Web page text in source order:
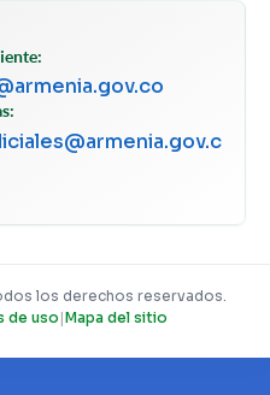
los derechos reservados.
de uso |Mapa del sitio